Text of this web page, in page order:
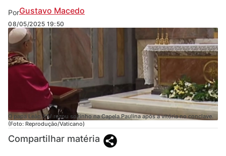
PorGustavo Macedo
08/05/2025 19:50
O papa Leão XIV rezou sozinho na Capela Paulina após a vitória no conclave.
(Foto: Reprodução/Vaticano)
Compartilhar matéria